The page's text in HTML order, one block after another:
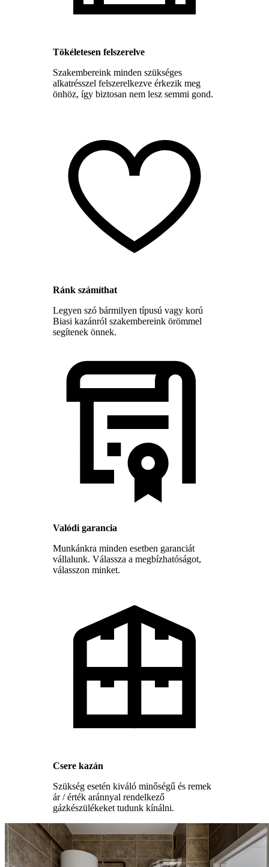
Tökéletesen felszerelve
Szakembereink minden szükséges
alkatrésszel felszerelkezve érkezik meg
önhöz, így biztosan nem lesz semmi gond.
Ránk számíthat
Legyen szó bármilyen típusú vagy korú
Biasi kazánról szakembereink örömmel
segítenek önnek.
Valódi garancia
Munkánkra minden esetben garanciát
vállalunk. Válassza a megbízhatóságot,
válasszon minket.
Csere kazán
Szükség esetén kiváló minőségű és remek
ár / érték aránnyal rendelkező
gázkészülékeket tudunk kínálni.